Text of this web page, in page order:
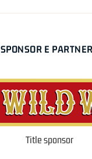
SPONSOR E
Title sponsor